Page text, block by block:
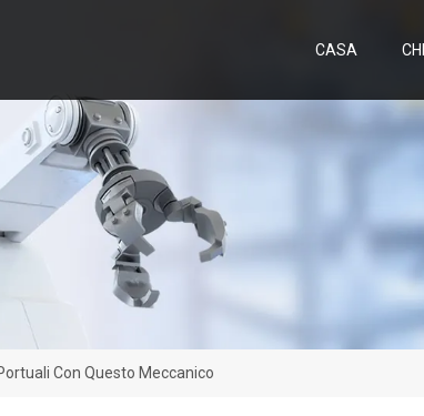
CASA
Con Questo Meccanico